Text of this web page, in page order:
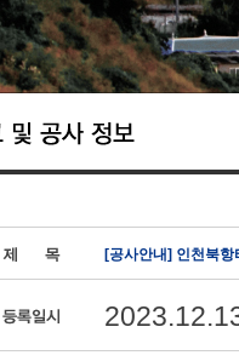
[공사안내] 인천북